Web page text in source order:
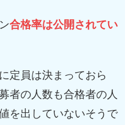
合格率は公開されてい
定員は決まっておら
者の人数も合格者の人
を出していないそうで